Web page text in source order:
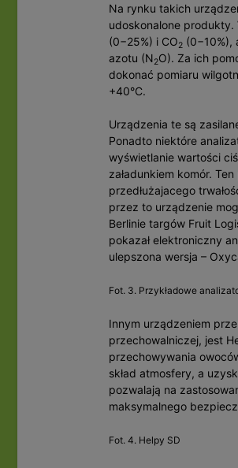
Na rynku takich
udoskonalone
(0−25%) i CO2 (0−10%),
azotu (N2O). Za ich
dokonać pomiaru
+40°C.
Urządzenia te są
Ponadto niektóre
wyświetlanie wartości
załadunkiem komór.
przedłużajacego
przez to urządzenie
Berlinie targów Fruit
pokazał elektroniczny
ulepszona wersja –
Fot. 3. Przykładowe
Innym urządzeniem
przechowalniczej, jest
przechowywania
skład atmosfery, a
pozwalają na
maksymalnego
Fot. 4. Helpy SD